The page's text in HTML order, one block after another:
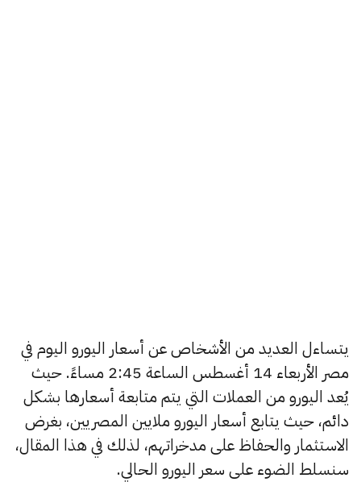
يتساءل العديد من الأشخاص عن أسعار اليورو اليوم في
مصر الأربعاء 14 أغسطس الساعة 2:45 مساءً. حيث
يُعد اليورو من العملات التي يتم متابعة أسعارها بشكل
دائم، حيث يتابع أسعار اليورو ملايين المصريين، بغرض
الاستثمار والحفاظ على مدخراتهم، لذلك في هذا المقال،
سنسلط الضوء على سعر اليورو الحالي.